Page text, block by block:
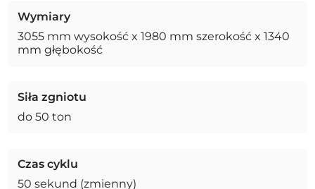
Wymiary
3055 mm wysokość x 1980 mm szerokość x 1340
mm głębokość
Siła zgniotu
do 50 ton
Czas cyklu
50 sekund (zmienny)